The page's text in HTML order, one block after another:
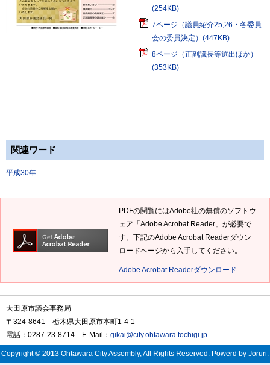
(254KB)
7ページ（議員紹介25,26・各委員
会の委員決定）(447KB)
8ページ（正副議長等選出ほか）
(353KB)
関連ワード
平成30年
PDFの閲覧にはAdobe社の無償のソフトウ
ェア「Adobe Acrobat Reader」が必要で
す。下記のAdobe Acrobat Readerダウン
ロードページから入手してください。
Adobe Acrobat Readerダウンロード
大田原市議会事務局
〒324-8641 栃木県大田原市本町1-4-1
電話：0287-23-8714 E-Mail： gikai@city.ohtawara.tochigi.jp
Copyright © 2013 Ohtawara City Assembly, All Rights Reserved. Powerd by Joruri.